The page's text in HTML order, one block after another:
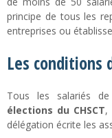
principe de tous les
entreprises ou
Les
Tous les salariés
élections du CHSCT,
délégation écrite les